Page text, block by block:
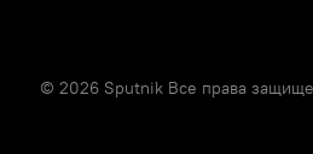
© 2026 Sputnik Все права